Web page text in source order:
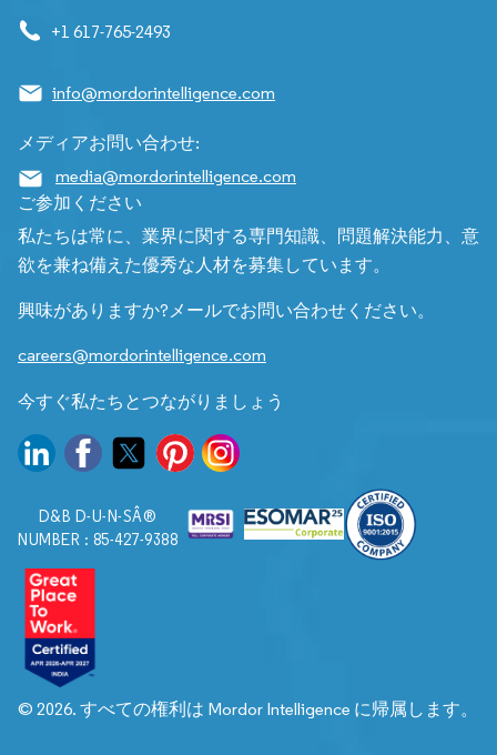
+1 617-765-2493
info@mordorintelligence.com
メディアお問い合わせ:
media@mordorintelligence.com
ご参加ください
私たちは常に、業界に関する専門知識、問題解決能力、意
欲を兼ね備えた優秀な人材を募集しています。
興味がありますか?メールでお問い合わせください。
careers@mordorintelligence.com
今すぐ私たちとつながりましょう
D&B D-U-N-SÂ®
NUMBER : 85-427-9388
© 2026. すべての権利は Mordor Intelligence に帰属します。